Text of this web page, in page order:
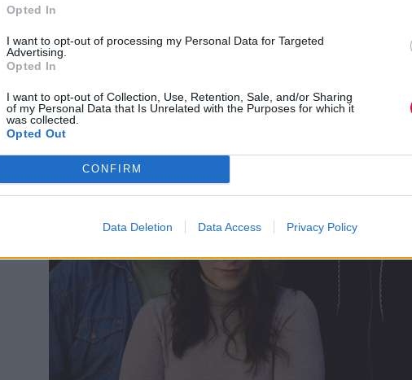
Opted In
I want to opt-out of processing my Personal Data for Targeted
Advertising.
Opted In
I want to opt-out of Collection, Use, Retention, Sale, and/or Sharing
of my Personal Data that Is Unrelated with the Purposes for which it
was collected.
Opted Out
CONFIRM
Data Deletion Data Access Privacy Policy